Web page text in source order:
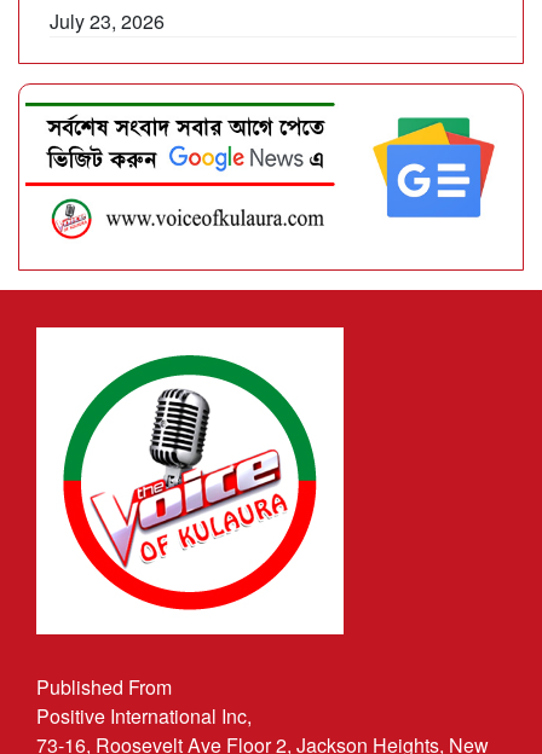
July 23, 2026
Published From
Positive International Inc,
73-16, Roosevelt Ave Floor 2, Jackson Heights, New